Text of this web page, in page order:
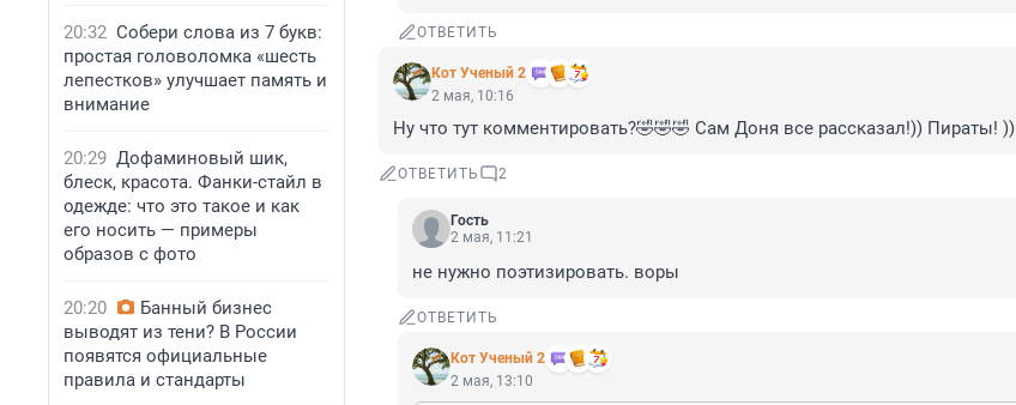
20:32 Собери слова из 7 букв:
простая головоломка «шесть
лепестков» улучшает память и
внимание
20:29 Дофаминовый шик,
блеск, красота. Фанки-стайл в
одежде: что это такое и как
его носить — примеры
образов с фото
20:20
Банный бизнес
выводят из тени? В России
появятся официальные
правила и стандарты
ОТВЕТИТЬ
Кот Ученый 2
2 мая, 10:16
Ну что тут комментировать?🤣🤣🤣 Сам Доня все рассказал!)) Пираты! ))
ОТВЕТИТЬ 2
Гость
2 мая, 11:21
не нужно поэтизировать. воры
ОТВЕТИТЬ
Кот Ученый 2
2 мая, 13:10